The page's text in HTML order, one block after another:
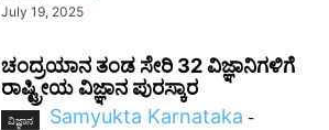
July 19, 2025
ಚಂದ್ರಯಾನ ತಂಡ ಸೇರಿ 32 ವಿಜ್ಞಾನಿಗಳಿಗೆ
ರಾಷ್ಟ್ರೀಯ ವಿಜ್ಞಾನ ಪುರಸ್ಕಾರ
ವಿಜ್ಞಾನ Samyukta Karnataka -